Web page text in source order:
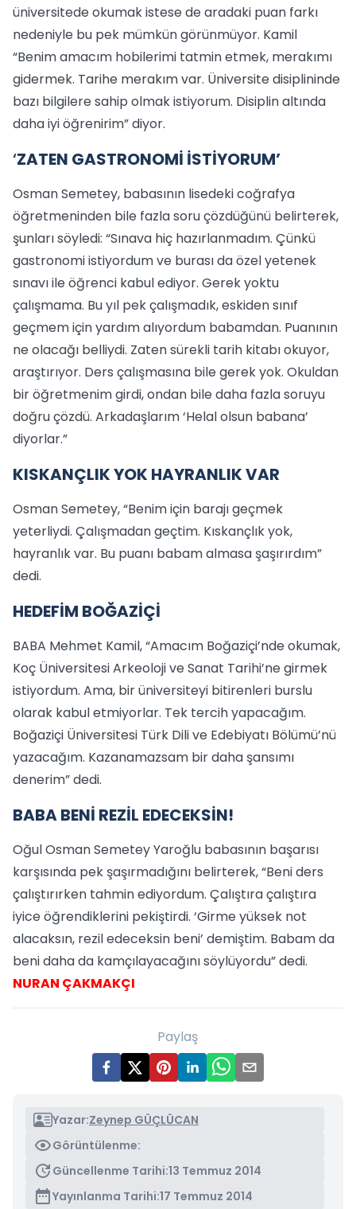
üniversitede okumak istese de aradaki puan farkı
nedeniyle bu pek mümkün görünmüyor. Kamil
“Benim amacım hobilerimi tatmin etmek, merakımı
gidermek. Tarihe merakım var. Üniversite disiplininde
bazı bilgilere sahip olmak istiyorum. Disiplin altında
daha iyi öğrenirim” diyor.
‘ZATEN GASTRONOMİ İSTİYORUM’
Osman Semetey, babasının lisedeki coğrafya
öğretmeninden bile fazla soru çözdüğünü belirterek,
şunları söyledi: “Sınava hiç hazırlanmadım. Çünkü
gastronomi istiyordum ve burası da özel yetenek
sınavı ile öğrenci kabul ediyor. Gerek yoktu
çalışmama. Bu yıl pek çalışmadık, eskiden sınıf
geçmem için yardım alıyordum babamdan. Puanının
ne olacağı belliydi. Zaten sürekli tarih kitabı okuyor,
araştırıyor. Ders çalışmasına bile gerek yok. Okuldan
bir öğretmenim girdi, ondan bile daha fazla soruyu
doğru çözdü. Arkadaşlarım ‘Helal olsun babana’
diyorlar.”
KISKANÇLIK YOK HAYRANLIK VAR
Osman Semetey, “Benim için barajı geçmek
yeterliydi. Çalışmadan geçtim. Kıskançlık yok,
hayranlık var. Bu puanı babam almasa şaşırırdım”
dedi.
HEDEFİM BOĞAZİÇİ
BABA Mehmet Kamil, “Amacım Boğaziçi’nde okumak,
Koç Üniversitesi Arkeoloji ve Sanat Tarihi’ne girmek
istiyordum. Ama, bir üniversiteyi bitirenleri burslu
olarak kabul etmiyorlar. Tek tercih yapacağım.
Boğaziçi Üniversitesi Türk Dili ve Edebiyatı Bölümü’nü
yazacağım. Kazanamazsam bir daha şansımı
denerim” dedi.
BABA BENİ REZİL EDECEKSİN!
Oğul Osman Semetey Yaroğlu babasının başarısı
karşısında pek şaşırmadığını belirterek, “Beni ders
çalıştırırken tahmin ediyordum. Çalıştıra çalıştıra
iyice öğrendiklerini pekiştirdi. ‘Girme yüksek not
alacaksın, rezil edeceksin beni’ demiştim. Babam da
beni daha da kamçılayacağını söylüyordu” dedi.
NURAN ÇAKMAKÇI
Paylaş
Yazar:Zeynep GÜÇLÜCAN
Görüntülenme:
Güncellenme Tarihi:13 Temmuz 2014
Yayınlanma Tarihi:17 Temmuz 2014